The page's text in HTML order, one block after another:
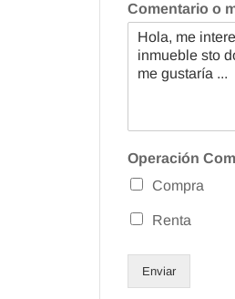
Comentario o
Operación
Compra
Renta
Enviar